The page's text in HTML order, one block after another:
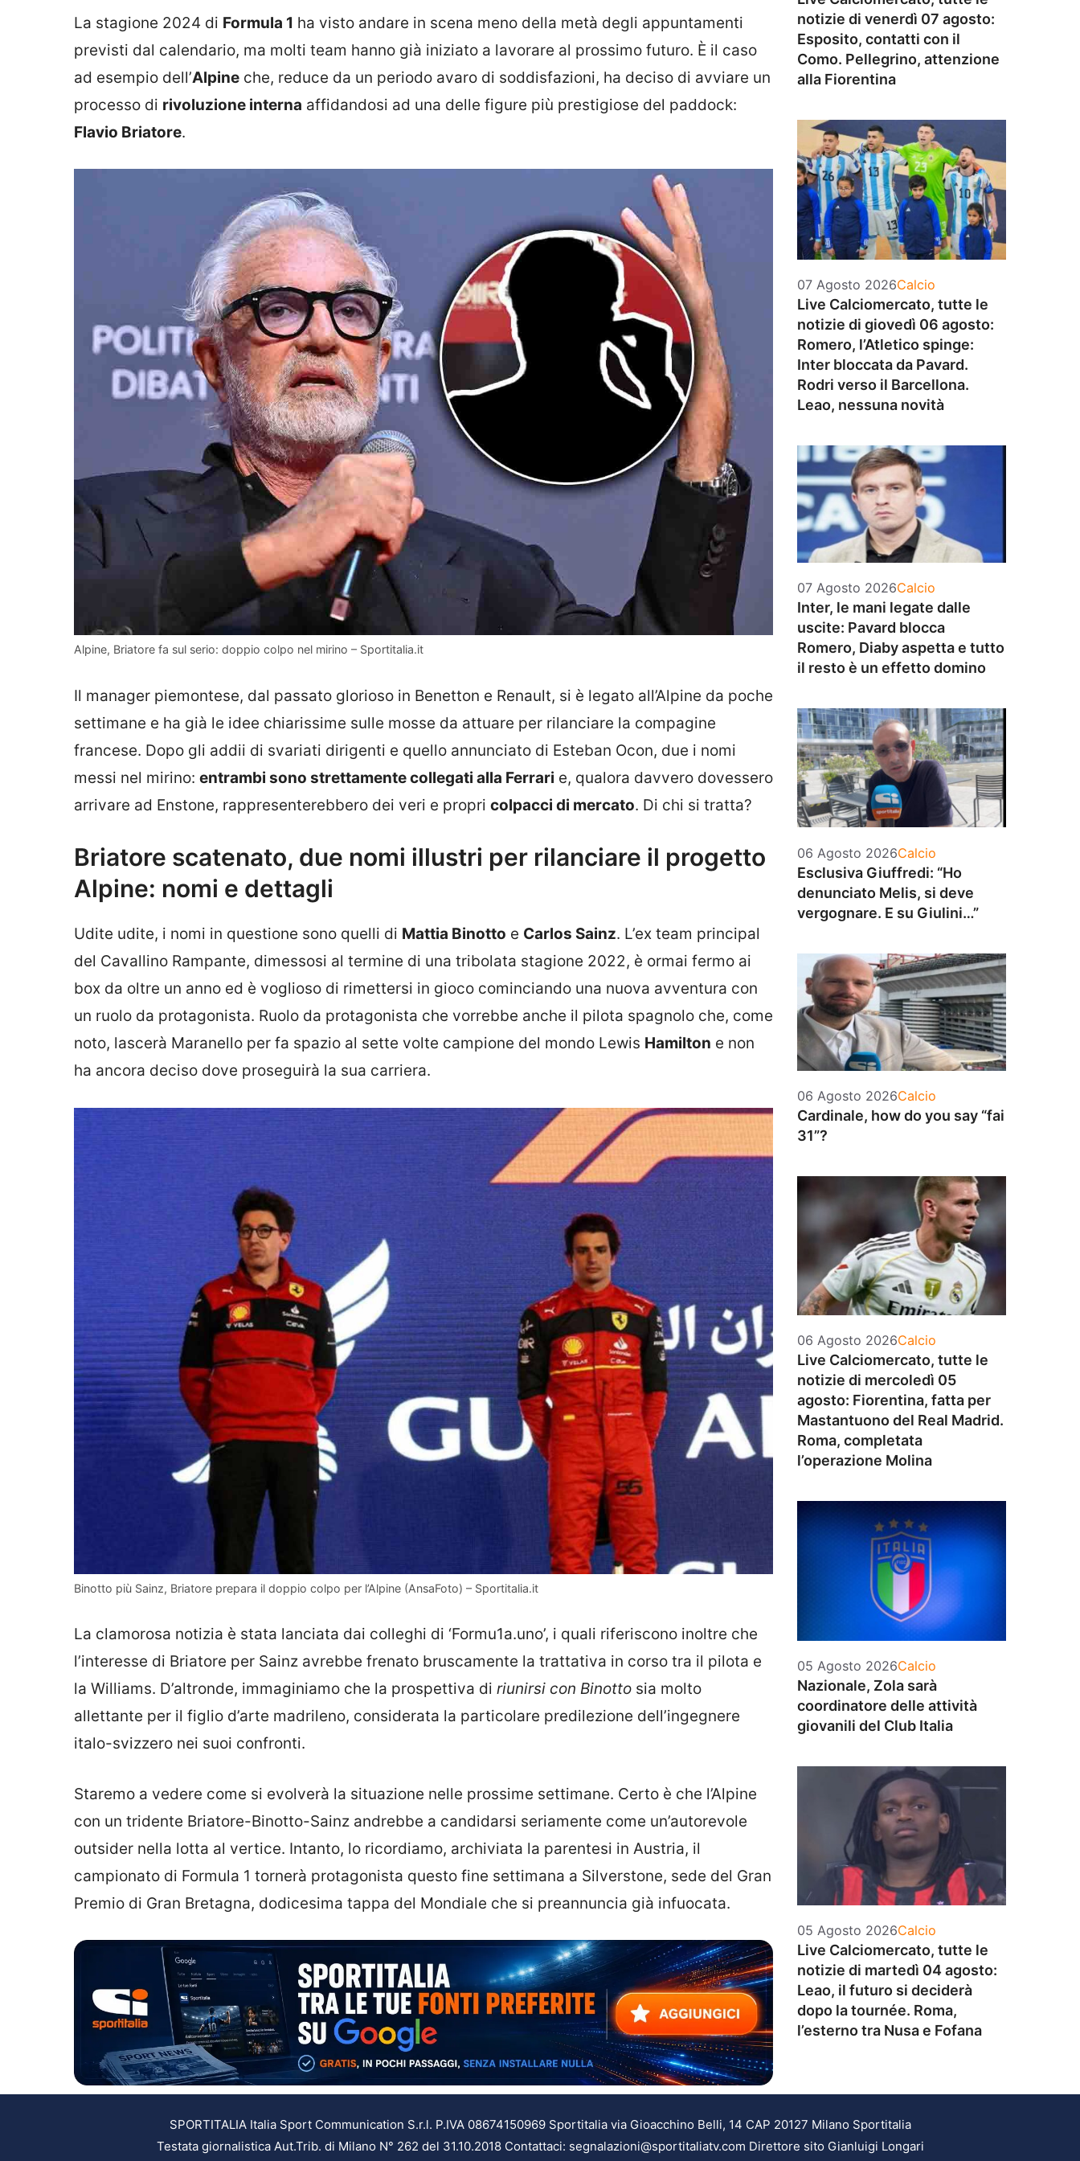
La stagione 2024 di Formula 1 ha visto andare in scena meno della metà degli appuntamenti
previsti dal calendario, ma molti team hanno già iniziato a lavorare al prossimo futuro. È il caso
ad esempio dell’Alpine che, reduce da un periodo avaro di soddisfazioni, ha deciso di avviare un
processo di rivoluzione interna affidandosi ad una delle figure più prestigiose del paddock:
Flavio Briatore.
Alpine, Briatore fa sul serio: doppio colpo nel mirino – Sportitalia.it
Il manager piemontese, dal passato glorioso in Benetton e Renault, si è legato all’Alpine da poche
settimane e ha già le idee chiarissime sulle mosse da attuare per rilanciare la compagine
francese. Dopo gli addii di svariati dirigenti e quello annunciato di Esteban Ocon, due i nomi
messi nel mirino: entrambi sono strettamente collegati alla Ferrari e, qualora davvero dovessero
arrivare ad Enstone, rappresenterebbero dei veri e propri colpacci di mercato. Di chi si tratta?
Briatore scatenato, due nomi illustri per rilanciare il progetto
Alpine: nomi e dettagli
Udite udite, i nomi in questione sono quelli di Mattia Binotto e Carlos Sainz. L’ex team principal
del Cavallino Rampante, dimessosi al termine di una tribolata stagione 2022, è ormai fermo ai
box da oltre un anno ed è voglioso di rimettersi in gioco cominciando una nuova avventura con
un ruolo da protagonista. Ruolo da protagonista che vorrebbe anche il pilota spagnolo che, come
noto, lascerà Maranello per fa spazio al sette volte campione del mondo Lewis Hamilton e non
ha ancora deciso dove proseguirà la sua carriera.
Binotto più Sainz, Briatore prepara il doppio colpo per l’Alpine (AnsaFoto) – Sportitalia.it
La clamorosa notizia è stata lanciata dai colleghi di ‘Formu1a.uno’, i quali riferiscono inoltre che
l’interesse di Briatore per Sainz avrebbe frenato bruscamente la trattativa in corso tra il pilota e
la Williams. D’altronde, immaginiamo che la prospettiva di riunirsi con Binotto sia molto
allettante per il figlio d’arte madrileno, considerata la particolare predilezione dell’ingegnere
italo-svizzero nei suoi confronti.
Staremo a vedere come si evolverà la situazione nelle prossime settimane. Certo è che l’Alpine
con un tridente Briatore-Binotto-Sainz andrebbe a candidarsi seriamente come un’autorevole
outsider nella lotta al vertice. Intanto, lo ricordiamo, archiviata la parentesi in Austria, il
campionato di Formula 1 tornerà protagonista questo fine settimana a Silverstone, sede del Gran
Premio di Gran Bretagna, dodicesima tappa del Mondiale che si preannuncia già infuocata.
notizie di venerdì 07 agosto:
Esposito, contatti con il
Como. Pellegrino, attenzione
alla Fiorentina
07 Agosto 2026Categorie
Calcio
Live Calciomercato, tutte le
notizie di giovedì 06 agosto:
Romero, l’Atletico spinge:
Inter bloccata da Pavard.
Rodri verso il Barcellona.
Leao, nessuna novità
07 Agosto 2026Categorie
Calcio
Inter, le mani legate dalle
uscite: Pavard blocca
Romero, Diaby aspetta e tutto
il resto è un effetto domino
06 Agosto 2026Categorie
Calcio
Esclusiva Giuffredi: “Ho
denunciato Melis, si deve
vergognare. E su Giulini…”
06 Agosto 2026Categorie
Calcio
Cardinale, how do you say “fai
31”?
06 Agosto 2026Categorie
Calcio
Live Calciomercato, tutte le
notizie di mercoledì 05
agosto: Fiorentina, fatta per
Mastantuono del Real Madrid.
Roma, completata
l’operazione Molina
05 Agosto 2026Categorie
Calcio
Nazionale, Zola sarà
coordinatore delle attività
giovanili del Club Italia
05 Agosto 2026Categorie
Calcio
Live Calciomercato, tutte le
notizie di martedì 04 agosto:
Leao, il futuro si deciderà
dopo la tournée. Roma,
l’esterno tra Nusa e Fofana
SPORTITALIA Italia Sport Communication S.r.l. P.IVA 08674150969 Sportitalia via Gioacchino Belli, 14 CAP 20127 Milano Sportitalia
Testata giornalistica Aut.Trib. di Milano N° 262 del 31.10.2018 Contattaci: segnalazioni@sportitaliatv.com Direttore sito Gianluigi Longari